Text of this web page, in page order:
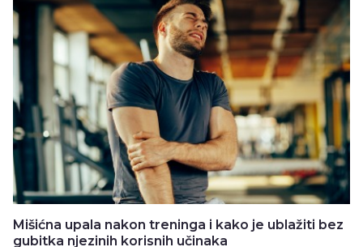
Mišićna upala nakon treninga i kako je ublažiti bez
gubitka njezinih korisnih učinaka